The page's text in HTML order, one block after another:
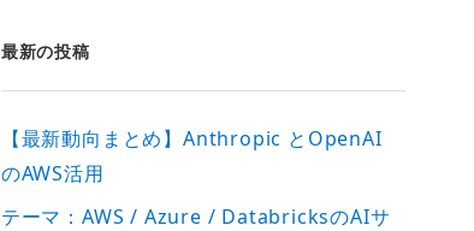
ー
最新の投稿
【最新動向まとめ】Anthropic とOpenAI
のAWS活用
テーマ：AWS / Azure / DatabricksのAIサ